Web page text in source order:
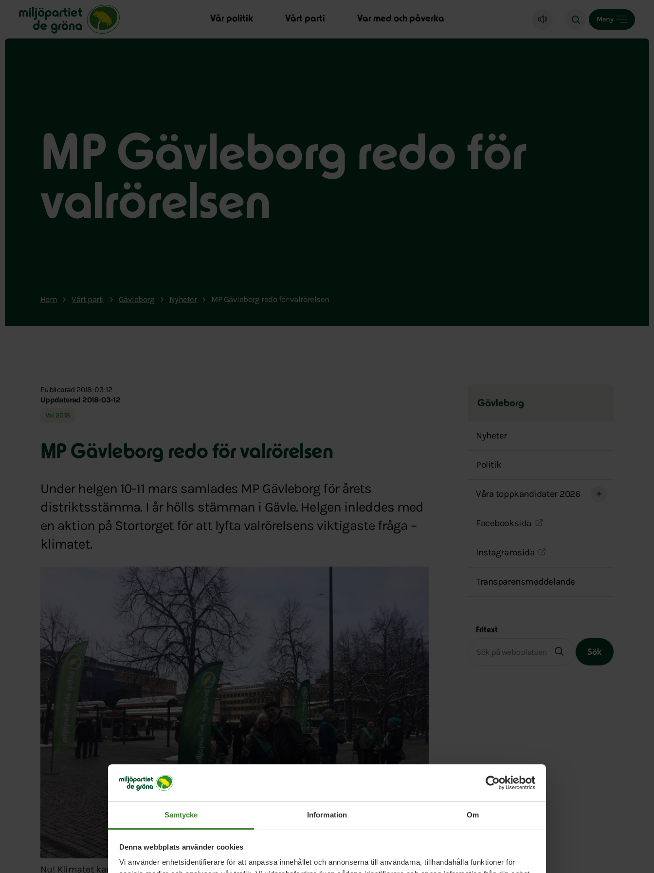
Samtycke Information Om
Denna webbplats använder cookies
Vi använder enhetsidentifierare för att anpassa innehållet och annonserna till användarna, tillhandahålla funktioner för
Miljöpartiet de gröna, startsida
Vår politik
Vårt parti Var med och påverka Meny
MP Gävleborg redo för
valrörelsen
Hem Vårt parti Gävleborg Nyheter MP Gävleborg redo för valrörelsen
Publicerad 2018-03-12
Uppdaterad 2018-03-12
Val 2018
MP Gävleborg redo för valrörelsen
Under helgen 10-11 mars samlades MP Gävleborg för årets
distriktsstämma. I år hölls stämman i Gävle. Helgen inleddes med
en aktion på Stortorget för att lyfta valrörelsens viktigaste fråga –
klimatet.
Nu! Klimatet kan inte vänta.
Gävleborg
över
menyn
Nyheter
Politik
Våra toppkandidater 2026
Facebooksida
Instagramsida
Transparensmeddelande
Fritext
Sök